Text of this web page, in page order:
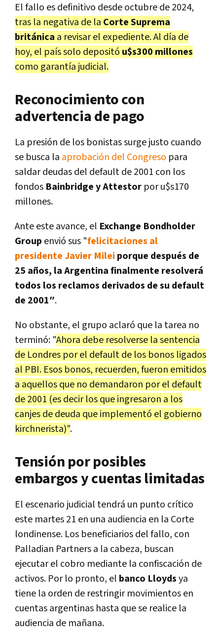
El fallo es definitivo desde octubre de 2024,
tras la negativa de la Corte Suprema
británica a revisar el expediente. Al día de
hoy, el país solo depositó u$s300 millones
como garantía judicial.
Reconocimiento con
advertencia de pago
La presión de los bonistas surge justo cuando
se busca la aprobación del Congreso para
saldar deudas del default de 2001 con los
fondos Bainbridge y Attestor por u$s170
millones.
Ante este avance, el Exchange Bondholder
Group envió sus "felicitaciones al
presidente Javier Milei porque después de
25 años, la Argentina finalmente resolverá
todos los reclamos derivados de su default
de 2001″.
No obstante, el grupo aclaró que la tarea no
terminó: "Ahora debe resolverse la sentencia
de Londres por el default de los bonos ligados
al PBI. Esos bonos, recuerden, fueron emitidos
a aquellos que no demandaron por el default
de 2001 (es decir los que ingresaron a los
canjes de deuda que implementó el gobierno
kirchnerista)".
Tensión por posibles
embargos y cuentas limitadas
El escenario judicial tendrá un punto crítico
este martes 21 en una audiencia en la Corte
londinense. Los beneficiarios del fallo, con
Palladian Partners a la cabeza, buscan
ejecutar el cobro mediante la confiscación de
activos. Por lo pronto, el banco Lloydsya
tiene la orden de restringir movimientos en
cuentas argentinas hasta que se realice la
audiencia de mañana.